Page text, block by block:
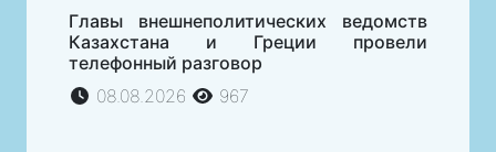
Главы внешнеполитических ведомств
Казахстана и Греции провели
телефонный разговор
08.08.2026
967